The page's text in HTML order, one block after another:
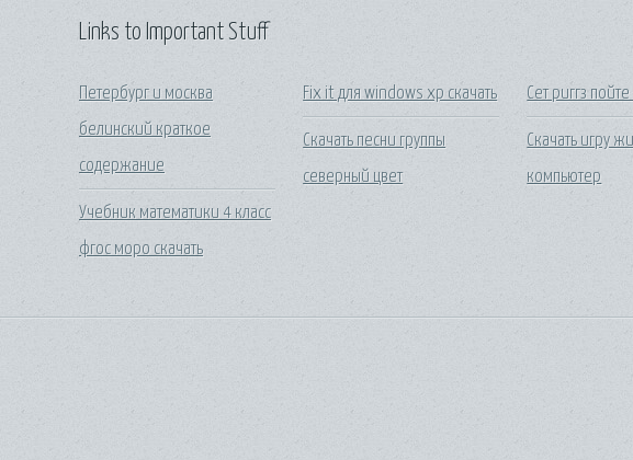
Links to Important Stuff
Петербург и москва
белинский краткое
содержание
Учебник математики 4 класс
фгос моро скачать
Fix it для windows xp скачать
Скачать песни группы
северный цвет
Сет риггз
Скачать игру
компьютер